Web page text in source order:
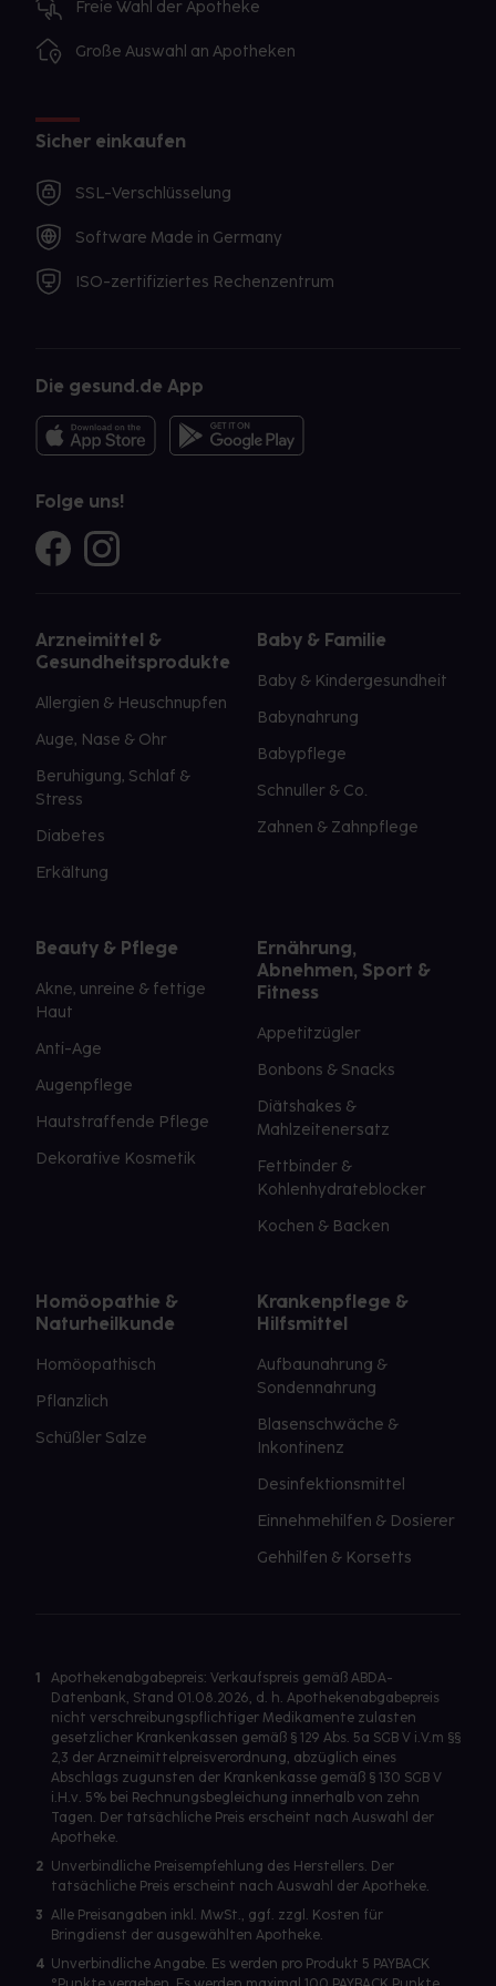
Freie Wahl der Apotheke
Große Auswahl an Apotheken
Sicher einkaufen
SSL-Verschlüsselung
Software Made in Germany
ISO-zertifiziertes Rechenzentrum
Die gesund.de App
Folge uns!
Arzneimittel &
Gesundheitsprodukte
Allergien & Heuschnupfen
Auge, Nase & Ohr
Beruhigung, Schlaf &
Stress
Diabetes
Erkältung
Baby & Familie
Baby & Kindergesundheit
Babynahrung
Babypflege
Schnuller & Co.
Zahnen & Zahnpflege
Beauty & Pflege
Akne, unreine & fettige
Haut
Anti-Age
Augenpflege
Hautstraffende Pflege
Dekorative Kosmetik
Ernährung,
Abnehmen, Sport &
Fitness
Appetitzügler
Bonbons & Snacks
Diätshakes &
Mahlzeitenersatz
Fettbinder &
Kohlenhydrateblocker
Kochen & Backen
Homöopathie &
Naturheilkunde
Homöopathisch
Pflanzlich
Schüßler Salze
Krankenpflege &
Hilfsmittel
Aufbaunahrung &
Sondennahrung
Blasenschwäche &
Inkontinenz
Desinfektionsmittel
Einnehmehilfen & Dosierer
Gehhilfen & Korsetts
1
Apothekenabgabepreis: Verkaufspreis gemäß ABDA-
Datenbank, Stand 01.08.2026, d. h. Apothekenabgabepreis
nicht verschreibungspflichtiger Medikamente zulasten
gesetzlicher Krankenkassen gemäß § 129 Abs. 5a SGB V i.V.m §§
2,3 der Arzneimittelpreisverordnung, abzüglich eines
Abschlags zugunsten der Krankenkasse gemäß § 130 SGB V
i.H.v. 5% bei Rechnungsbegleichung innerhalb von zehn
Tagen. Der tatsächliche Preis erscheint nach Auswahl der
Apotheke.
2 Unverbindliche Preisempfehlung des Herstellers. Der
tatsächliche Preis erscheint nach Auswahl der Apotheke.
3 Alle Preisangaben inkl. MwSt., ggf. zzgl. Kosten für
Bringdienst der ausgewählten Apotheke.
4 Unverbindliche Angabe. Es werden pro Produkt 5 PAYBACK